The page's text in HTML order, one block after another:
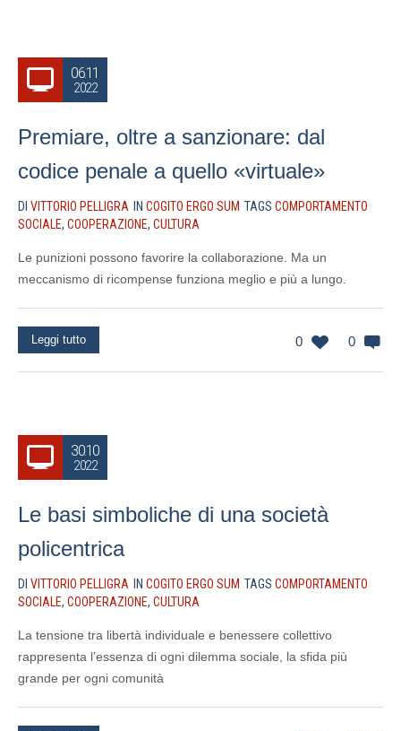
06.11
2022
Premiare, oltre a sanzionare: dal
codice penale a quello «virtuale»
DI VITTORIO PELLIGRA IN COGITO ERGO SUM TAGS COMPORTAMENTO
SOCIALE, COOPERAZIONE, CULTURA
Le punizioni possono favorire la collaborazione. Ma un
meccanismo di ricompense funziona meglio e più a lungo.
0 0
Leggi tutto
30.10
2022
Le basi simboliche di una società
policentrica
DI VITTORIO PELLIGRA IN COGITO ERGO SUM TAGS COMPORTAMENTO
SOCIALE, COOPERAZIONE, CULTURA
La tensione tra libertà individuale e benessere collettivo
rappresenta l’essenza di ogni dilemma sociale, la sfida più
grande per ogni comunità